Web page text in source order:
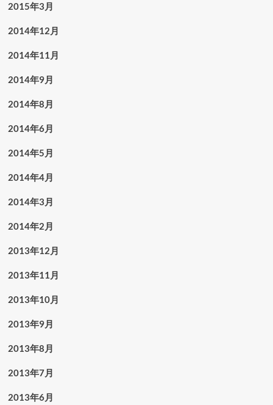
2015年3月
2014年12月
2014年11月
2014年9月
2014年8月
2014年6月
2014年5月
2014年4月
2014年3月
2014年2月
2013年12月
2013年11月
2013年10月
2013年9月
2013年8月
2013年7月
2013年6月